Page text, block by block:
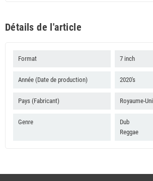
Détails de l'article
Format 7 inch
Année (Date de production) 2020's
Pays (Fabricant) Royaume-Uni
Genre
Dub
Reggae